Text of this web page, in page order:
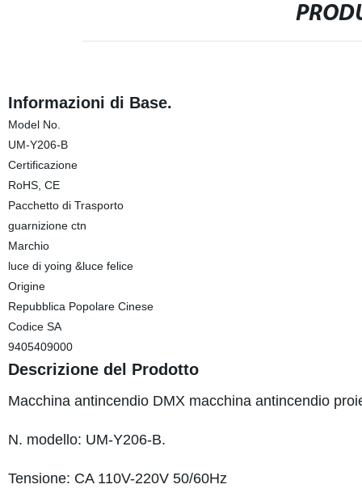
Informazioni di Base.
Model No.
UM-Y206-B
Certificazione
RoHS, CE
Pacchetto di Trasporto
guarnizione ctn
Marchio
luce di yoing &luce felice
Origine
Repubblica Popolare Cinese
Codice SA
9405409000
Descrizione del Prodotto
Macchina antincendio DMX macchina antincendio
N. modello: UM-Y206-B.
Tensione: CA 110V-220V 50/60Hz